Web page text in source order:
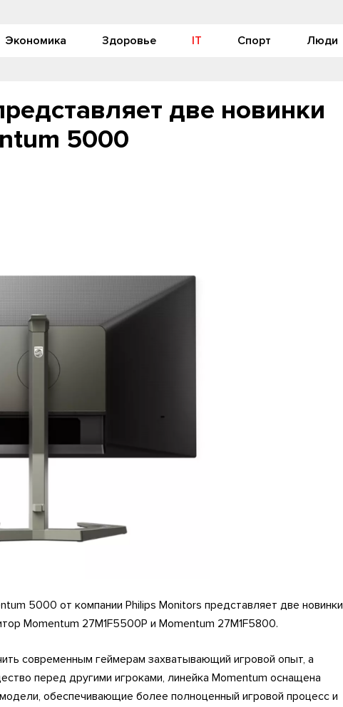
Экономика Здоровье IT Спорт Люди
две новинки
5000
5000 от компании Philips Monitors представляет две новинки
Momentum 27M1F5500P и Momentum 27M1F5800.
современным геймерам захватывающий игровой опыт, а
перед другими игроками, линейка Momentum оснащена
обеспечивающие более полноценный игровой процесс и